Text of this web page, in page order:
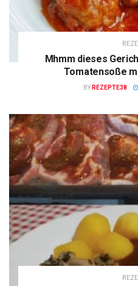
Mhmm dieses
Tomatensoße
BY REZEPTE38